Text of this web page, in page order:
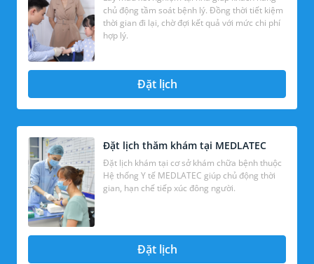
chủ động tầm soát bệnh lý. Đồng thời tiết kiệm
thời gian đi lại, chờ đợi kết quả với mức chi phí
hợp lý.
Đặt lịch
Đặt lịch thăm khám tại MEDLATEC
Đặt lịch khám tại cơ sở khám chữa bệnh thuộc
Hệ thống Y tế MEDLATEC giúp chủ động thời
gian, hạn chế tiếp xúc đông người.
Đặt lịch